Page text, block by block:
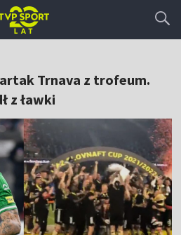
Trnava z trofeum.
z ławki